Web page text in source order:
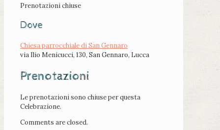
Prenotazioni chiuse
Dove
Chiesa parrocchiale di San Gennaro
via Ilio Menicucci, 130, San Gennaro, Lucca
Prenotazioni
Le prenotazioni sono chiuse per questa
Celebrazione.
Comments are closed.